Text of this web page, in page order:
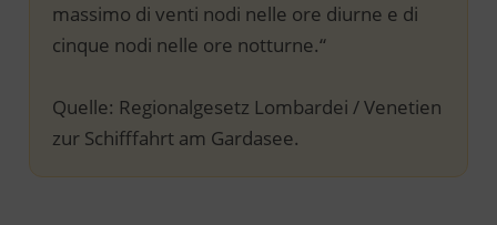
massimo di venti nodi nelle ore diurne e di
cinque nodi nelle ore notturne.“
Quelle: Regionalgesetz Lombardei / Venetien
zur Schifffahrt am Gardasee.